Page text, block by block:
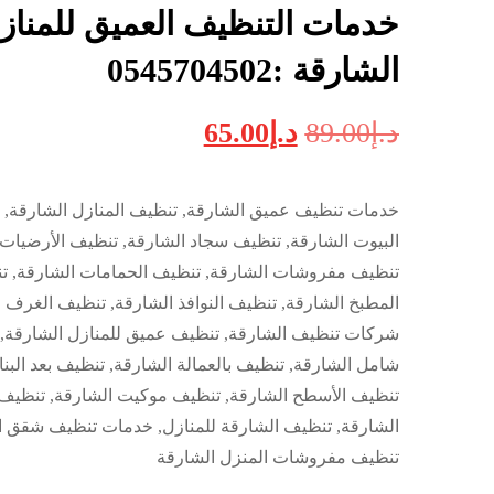
خدمات التنظيف العميق
الشارقة :0545704502
د.إ89.00 د.إ 65.00
خدمات تنظيف عميق الشارقة, تنظيف المنازل
البيوت الشارقة, تنظيف سجاد الشارقة, تنظيف
تنظيف مفروشات الشارقة, تنظيف الحمامات الشارقة,
المطبخ الشارقة, تنظيف النوافذ الشارقة, تنظيف الغرف
شركات تنظيف الشارقة, تنظيف عميق للمنازل
شامل الشارقة, تنظيف بالعمالة الشارقة, تنظيف بعد
تنظيف الأسطح الشارقة, تنظيف موكيت الشارقة, تنظيف
الشارقة, تنظيف الشارقة للمنازل, خدمات تنظيف شقق
تنظيف مفروشات المنزل الشارقة